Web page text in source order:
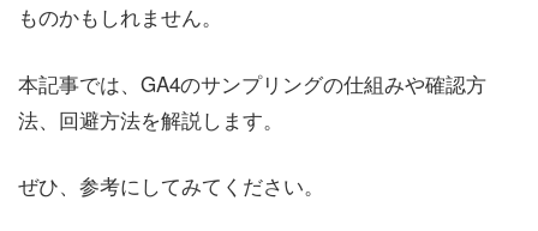
ものかもしれません。
本記事では、GA4のサンプリングの仕組みや確認方
法、回避方法を解説します。
ぜひ、参考にしてみてください。